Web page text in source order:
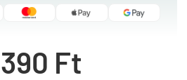
Ft